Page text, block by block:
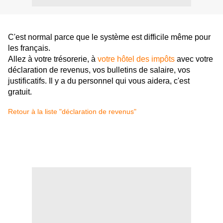
C'est normal parce que le système est difficile même pour
les français.
Allez à votre trésorerie, à votre hôtel des impôts avec votre
déclaration de revenus, vos bulletins de salaire, vos
justificatifs. Il y a du personnel qui vous aidera, c'est
gratuit.
Retour à la liste "déclaration de revenus"